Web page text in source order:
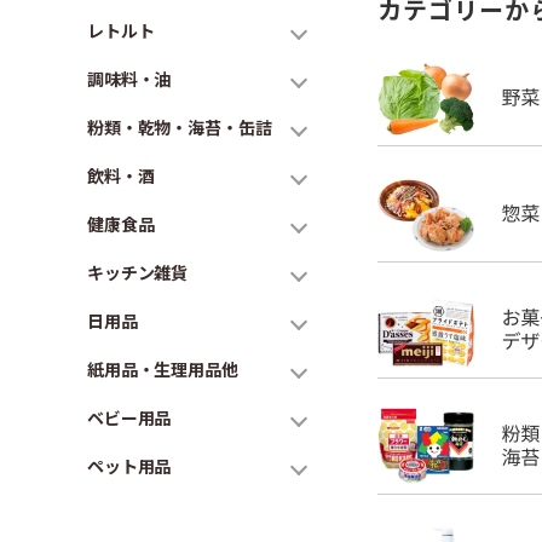
レトルト
調味料・油
粉類・乾物・海苔・缶詰
飲料・酒
健康食品
キッチン雑貨
日用品
紙用品・生理用品他
ベビー用品
ペット用品
カテゴリーか